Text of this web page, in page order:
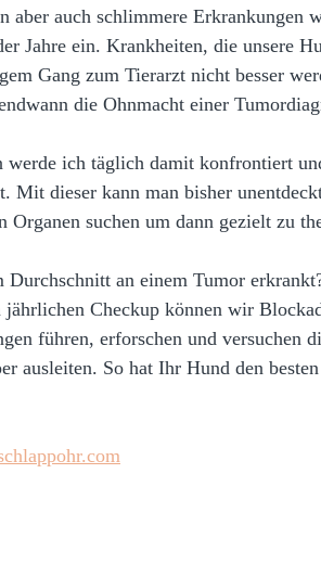
aber auch schlimmere Erkrankungen
Jahre ein. Krankheiten, die unsere
Gang zum Tierarzt nicht besser
die Ohnmacht einer
ich täglich damit konfrontiert
Mit dieser kann man bisher
suchen um dann gezielt zu
Durchschnitt an einem Tumor
Checkup können wir
führen, erforschen und versuchen
ausleiten. So hat Ihr Hund den